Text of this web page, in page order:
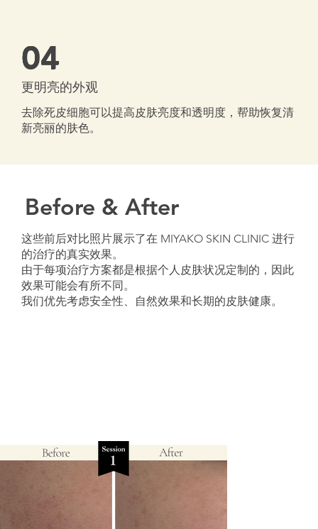
04
更明亮的外观
去除死皮细胞可以提高皮肤亮度和透明度，帮助恢复清
新亮丽的肤色。
Before & After
这些前后对比照片展示了在 MIYAKO SKIN CLINIC 进行
的治疗的真实效果。
由于每项治疗方案都是根据个人皮肤状况定制的，因此
效果可能会有所不同。
我们优先考虑安全性、自然效果和长期的皮肤健康。